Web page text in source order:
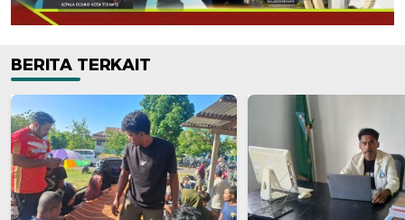
BERITA TERKAIT